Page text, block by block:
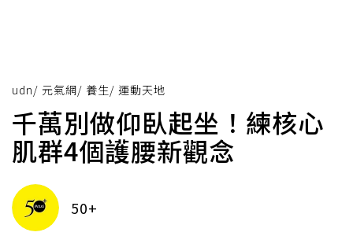
udn/ 元氣網/ 養生/ 運動天地
千萬別做仰臥起坐！練核心
肌群4個護腰新觀念
50+